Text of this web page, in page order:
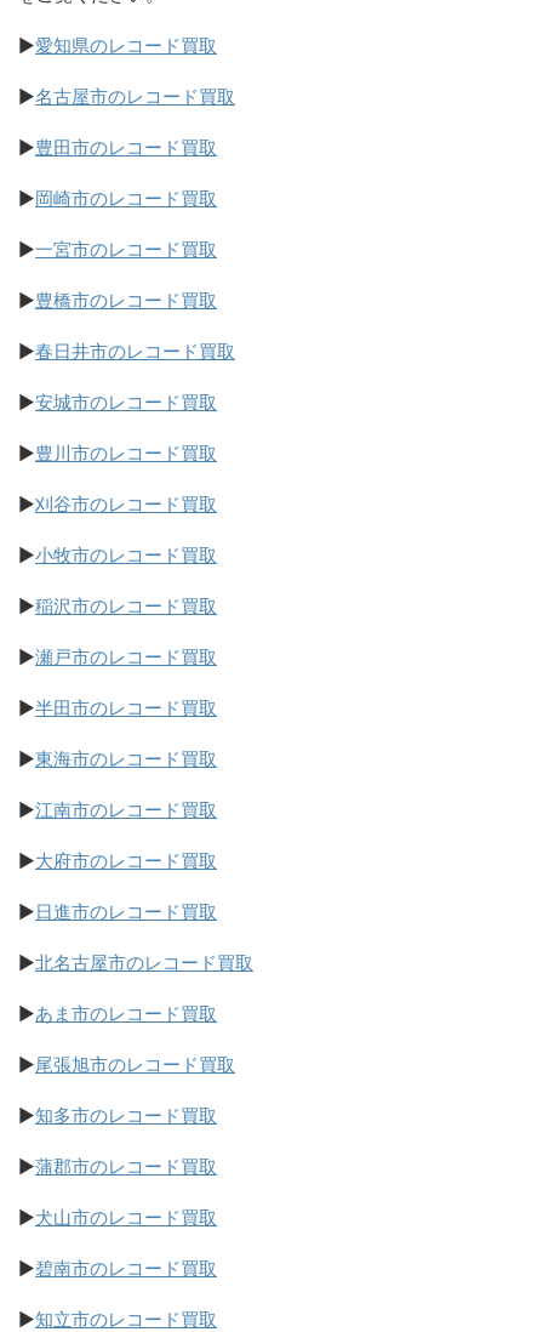
▶愛知県のレコード買取
▶名古屋市のレコード買取
▶豊田市のレコード買取
▶岡崎市のレコード買取
▶一宮市のレコード買取
▶豊橋市のレコード買取
▶春日井市のレコード買取
▶安城市のレコード買取
▶豊川市のレコード買取
▶刈谷市のレコード買取
▶小牧市のレコード買取
▶稲沢市のレコード買取
▶瀬戸市のレコード買取
▶半田市のレコード買取
▶東海市のレコード買取
▶江南市のレコード買取
▶大府市のレコード買取
▶日進市のレコード買取
▶北名古屋市のレコード買取
▶あま市のレコード買取
▶尾張旭市のレコード買取
▶知多市のレコード買取
▶蒲郡市のレコード買取
▶犬山市のレコード買取
▶碧南市のレコード買取
▶知立市のレコード買取